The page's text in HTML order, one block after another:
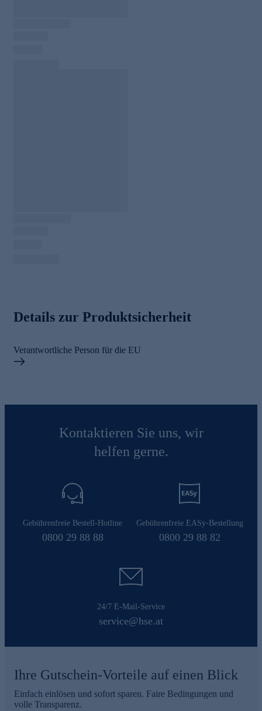
Details zur Produktsicherheit
Verantwortliche Person für die EU
Kontaktieren Sie uns, wir
helfen gerne.
Gebührenfreie Bestell-Hotline
0800 29 88 88
Gebührenfreie EASy-Bestellung
0800 29 88 82
24/7 E-Mail-Service
service@hse.at
Ihre Gutschein-Vorteile auf einen Blick
Einfach einlösen und sofort sparen. Faire Bedingungen und
volle Transparenz.